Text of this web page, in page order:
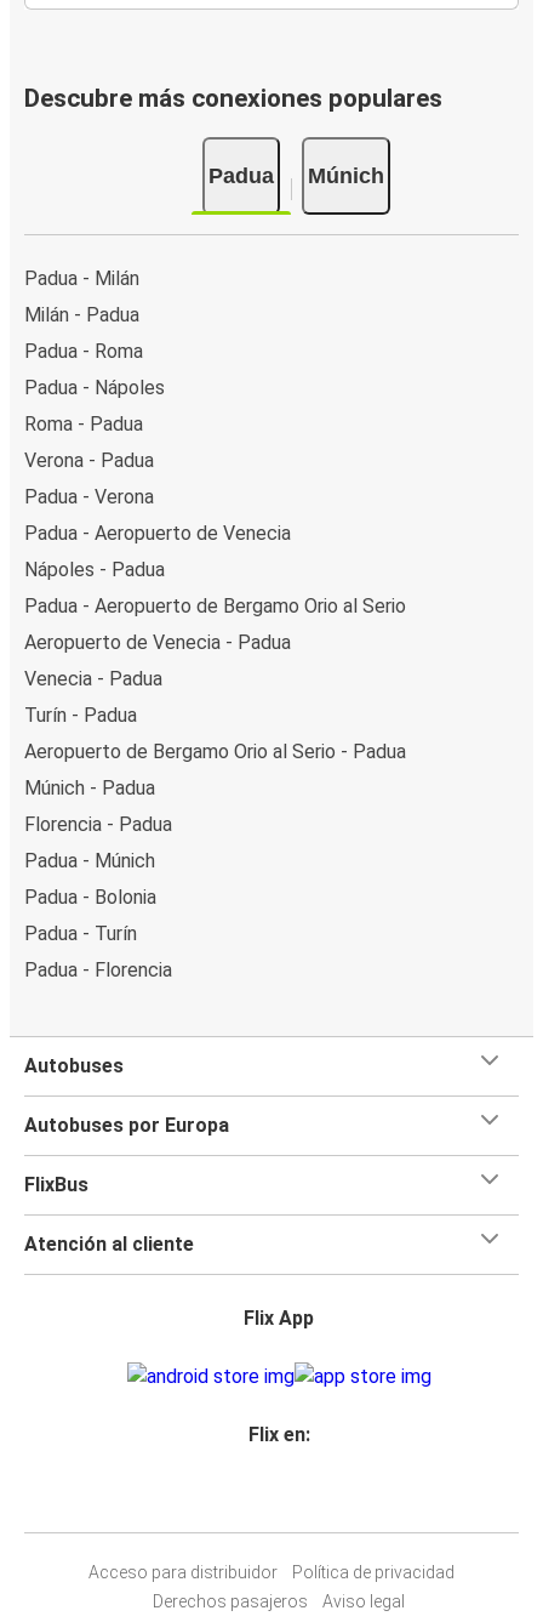
Descubre más conexiones populares
Padua Múnich
Padua - Milán
Milán - Padua
Padua - Roma
Padua - Nápoles
Roma - Padua
Verona - Padua
Padua - Verona
Padua - Aeropuerto de Venecia
Nápoles - Padua
Padua - Aeropuerto de Bergamo Orio al Serio
Aeropuerto de Venecia - Padua
Venecia - Padua
Turín - Padua
Aeropuerto de Bergamo Orio al Serio - Padua
Múnich - Padua
Florencia - Padua
Padua - Múnich
Padua - Bolonia
Padua - Turín
Padua - Florencia
Autobuses
Autobuses por Europa
FlixBus
Atención al cliente
Flix App
Flix en:
Acceso para distribuidor
Política de privacidad
Derechos pasajeros
Aviso legal